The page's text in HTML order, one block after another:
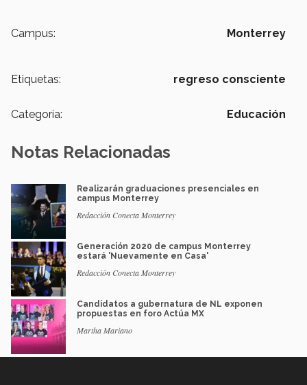
Campus: Monterrey
Etiquetas: regreso consciente
Categoría: Educación
Notas Relacionadas
Realizarán graduaciones presenciales en
campus Monterrey
Redacción Conecta Monterrey
Generación 2020 de campus Monterrey
estará 'Nuevamente en Casa'
Redacción Conecta Monterrey
Candidatos a gubernatura de NL exponen
propuestas en foro Actúa MX
Martha Mariano